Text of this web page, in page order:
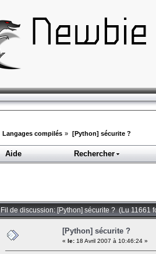
Langages compilés » [Python] sécurite ?
Aide Rechercher
Fil de discussion: [Python] sécurite ? (Lu 11661
[Python] sécurite ?
« le: 18 Avril 2007 à 10:46:24 »